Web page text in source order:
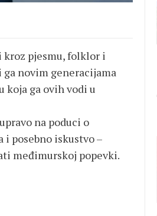
kroz pjesmu, folklor i
novim generacijama
koja ga ovih vodi u
na poduci o
i posebno iskustvo –
međimurskoj popevki.